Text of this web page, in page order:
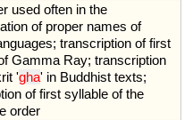
used often in the
of proper names of
; transcription of first
Gamma Ray; transcription
'gha' in Buddhist texts;
of first syllable of the
order